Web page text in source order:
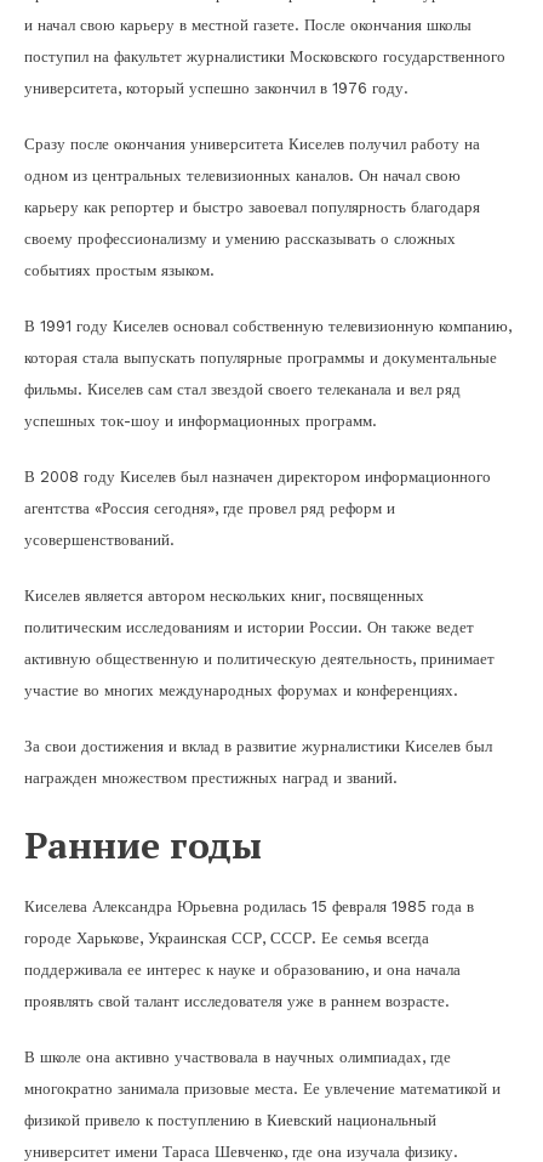
и начал свою карьеру в местной газете. После окончания школы
поступил на факультет журналистики Московского государственного
университета, который успешно закончил в 1976 году.
Сразу после окончания университета Киселев получил работу на
одном из центральных телевизионных каналов. Он начал свою
карьеру как репортер и быстро завоевал популярность благодаря
своему профессионализму и умению рассказывать о сложных
событиях простым языком.
В 1991 году Киселев основал собственную телевизионную компанию,
которая стала выпускать популярные программы и документальные
фильмы. Киселев сам стал звездой своего телеканала и вел ряд
успешных ток-шоу и информационных программ.
В 2008 году Киселев был назначен директором информационного
агентства «Россия сегодня», где провел ряд реформ и
усовершенствований.
Киселев является автором нескольких книг, посвященных
политическим исследованиям и истории России. Он также ведет
активную общественную и политическую деятельность, принимает
участие во многих международных форумах и конференциях.
За свои достижения и вклад в развитие журналистики Киселев был
награжден множеством престижных наград и званий.
Ранние годы
Киселева Александра Юрьевна родилась 15 февраля 1985 года в
городе Харькове, Украинская ССР, СССР. Ее семья всегда
поддерживала ее интерес к науке и образованию, и она начала
проявлять свой талант исследователя уже в раннем возрасте.
В школе она активно участвовала в научных олимпиадах, где
многократно занимала призовые места. Ее увлечение математикой и
физикой привело к поступлению в Киевский национальный
университет имени Тараса Шевченко, где она изучала физику.